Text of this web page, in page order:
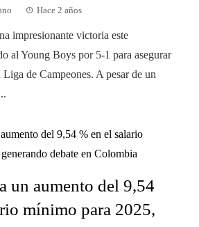
Hace 2 años
impresionante victoria este
al Young Boys por 5-1 para asegurar
de Campeones. A pesar de un
un aumento del 9,54
mínimo para 2025,